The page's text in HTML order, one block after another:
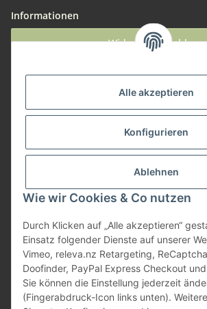
Alle akzeptieren
Konfigurieren
Ablehnen
Wie wir Cookies & Co nutzen
Durch Klicken auf „Alle akzeptieren“
Einsatz folgender Dienste auf unserer
Vimeo, releva.nz Retargeting,
Doofinder, PayPal Express Checkout
Sie können die Einstellung jederzeit
(Fingerabdruck-Icon links unten).
Informationen
Widerruf anmelden
Zahlungsmöglichkeiten